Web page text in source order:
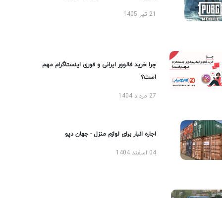
چرا خرید فالوور ایرانی و فوری اینستاگرام مهم
است؟
27 مرداد 1404
اجاره انبار برای لوازم منزل - جهان دپو
04 اسفند 1404